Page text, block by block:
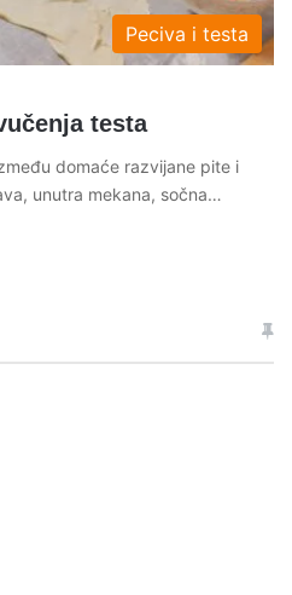
Peciva i testa
testa
domaće razvijane pite i
unutra mekana, sočna…